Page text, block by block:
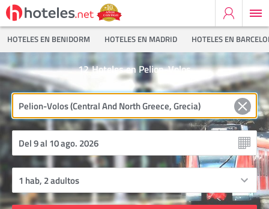
HOTELES EN BENIDORM HOTELES EN MADRID HOTELES EN
Hoteles en Pelion-Volos
12